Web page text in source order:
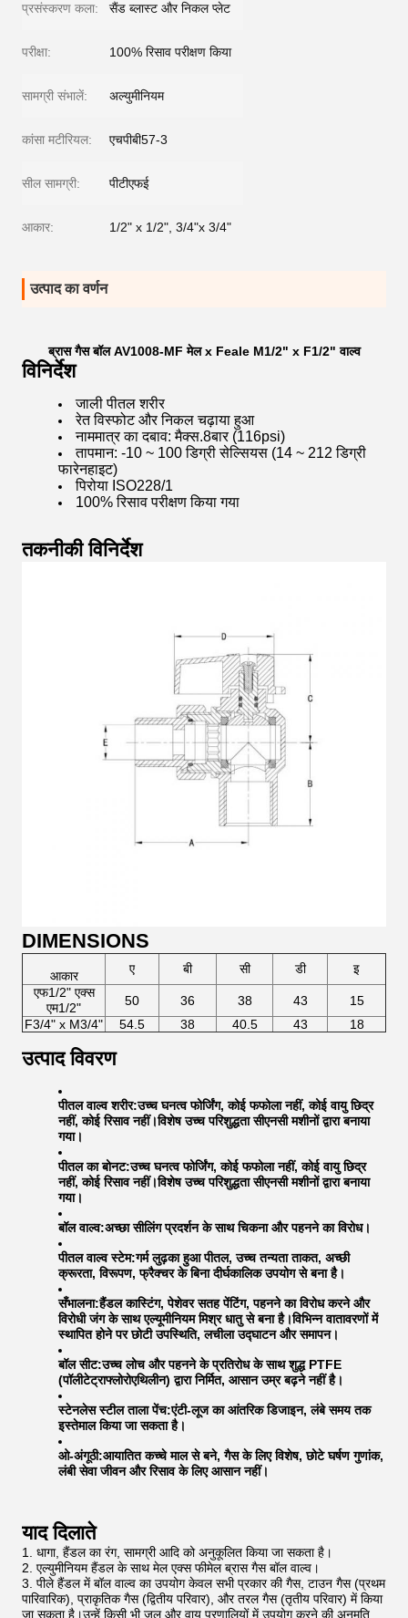
प्रसंस्करण कला: सैंड ब्लास्ट और निकल प्लेट
परीक्षा: 100% रिसाव परीक्षण किया
सामग्री संभालें: अल्युमीनियम
कांसा मटीरियल: एचपीबी57-3
सील सामग्री: पीटीएफई
आकार: 1/2" x 1/2", 3/4"x 3/4"
उत्पाद का वर्णन
ब्रास गैस बॉल AV1008-MF मेल x Feale M1/2" x F1/2" वाल्व
विनिर्देश
जाली पीतल शरीर
रेत विस्फोट और निकल चढ़ाया हुआ
नाममात्र का दबाव: मैक्स.8बार (116psi)
तापमान: -10 ~ 100 डिग्री सेल्सियस (14 ~ 212 डिग्री
फारेनहाइट)
पिरोया ISO228/1
100% रिसाव परीक्षण किया गया
तकनीकी विनिर्देश
DIMENSIONS
आकार ए बी सी डी
इ
एफ1/2" एक्स
एम1/2"
50 36 38 43
15
F3/4" x M3/4"
54.5 38 40.5 43 18
उत्पाद विवरण
पीतल वाल्व शरीर:उच्च घनत्व फोर्जिंग, कोई फफोला नहीं, कोई वायु छिद्र
नहीं, कोई रिसाव नहीं।विशेष उच्च परिशुद्धता सीएनसी मशीनों द्वारा बनाया
गया।
पीतल का बोनट:उच्च घनत्व फोर्जिंग, कोई फफोला नहीं, कोई वायु छिद्र
नहीं, कोई रिसाव नहीं।विशेष उच्च परिशुद्धता सीएनसी मशीनों द्वारा बनाया
गया।
बॉल वाल्व:अच्छा सीलिंग प्रदर्शन के साथ चिकना और पहनने का विरोध।
पीतल वाल्व स्टेम:गर्म लुढ़का हुआ पीतल, उच्च तन्यता ताकत, अच्छी
क्रूरता, विरूपण, फ्रैक्चर के बिना दीर्घकालिक उपयोग से बना है।
सँभालना:हैंडल कास्टिंग, पेशेवर सतह पेंटिंग, पहनने का विरोध करने और
विरोधी जंग के साथ एल्यूमीनियम मिश्र धातु से बना है।विभिन्न वातावरणों में
स्थापित होने पर छोटी उपस्थिति, लचीला उद्घाटन और समापन।
बॉल सीट:उच्च लोच और पहनने के प्रतिरोध के साथ शुद्ध PTFE
(पॉलीटेट्राफ्लोरोएथिलीन) द्वारा निर्मित, आसान उम्र बढ़ने नहीं है।
स्टेनलेस स्टील ताला पेंच:एंटी-लूज का आंतरिक डिजाइन, लंबे समय तक
इस्तेमाल किया जा सकता है।
ओ-अंगूठी:आयातित कच्चे माल से बने, गैस के लिए विशेष, छोटे घर्षण गुणांक,
लंबी सेवा जीवन और रिसाव के लिए आसान नहीं।
याद दिलाते
धागा, हैंडल का रंग, सामग्री आदि को अनुकूलित किया जा सकता है।
एल्युमीनियम हैंडल के साथ मेल एक्स फीमेल ब्रास गैस बॉल वाल्व।
पीले हैंडल में बॉल वाल्व का उपयोग केवल सभी प्रकार की गैस, टाउन गैस (प्रथम
पारिवारिक), प्राकृतिक गैस (द्वितीय परिवार), और तरल गैस (तृतीय परिवार) में किया
जा सकता है।उन्हें किसी भी जल और वायु प्रणालियों में उपयोग करने की अनुमति